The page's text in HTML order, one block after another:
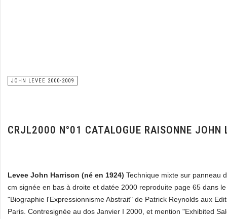
JOHN LEVEE 2000-2009
CRJL2000 N°01 CATALOGUE RAISONNE JOHN
Levee John Harrison (né en 1924) Technique mixte sur panneau
cm signée en bas à droite et datée 2000 reproduite page 65 dans
"Biographie l'Expressionnisme Abstrait" de Patrick Reynolds aux
Paris. Contresignée au dos Janvier I 2000, et mention "Exhibited